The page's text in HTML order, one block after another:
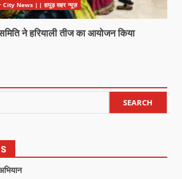
City News || हापुड़ शहर न्यूज़
ने हरियाली तीज का आयोजन किया
SEARCH